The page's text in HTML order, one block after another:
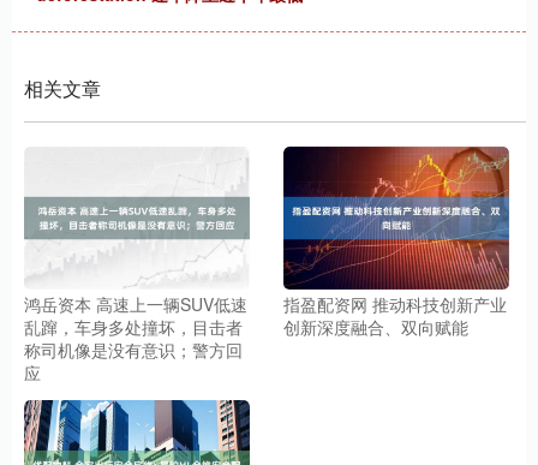
相关文章
鸿岳资本 高速上一辆SUV低速
乱蹿，车身多处撞坏，目击者
称司机像是没有意识；警方回
应
指盈配资网 推动科技创新产业
创新深度融合、双向赋能